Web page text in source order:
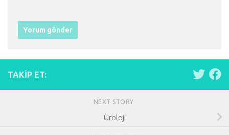
TAKIP ET:
NEXT STORY
Üroloji